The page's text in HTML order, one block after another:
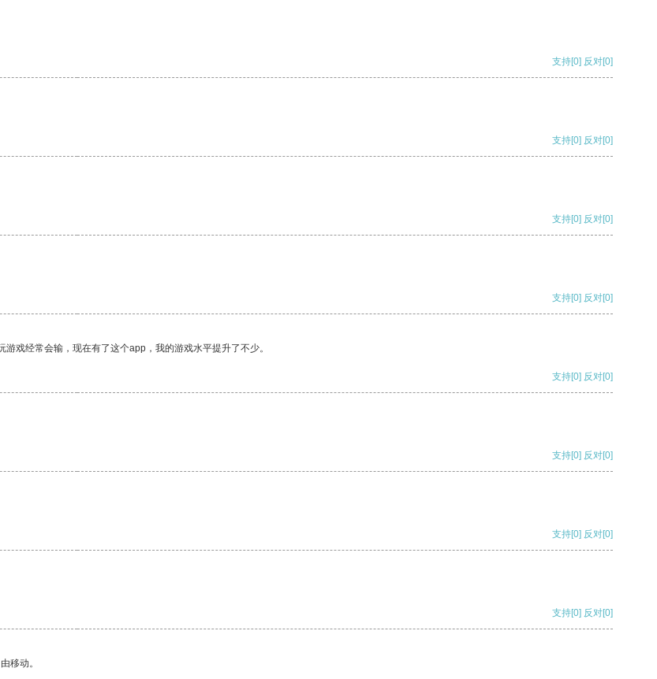
支持[0] 反对[0]
支持[0] 反对[0]
支持[0] 反对[0]
支持[0] 反对[0]
戏经常会输，现在有了这个app，我的游戏水平提升了不少。
支持[0] 反对[0]
支持[0] 反对[0]
支持[0] 反对[0]
支持[0] 反对[0]
移动。